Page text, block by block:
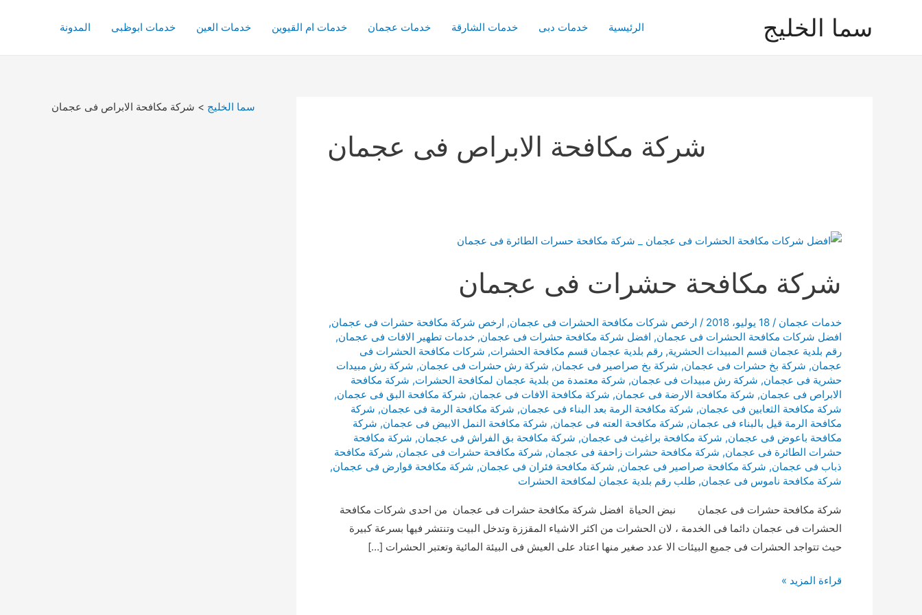
سما الخليج الرئيسية خدمات دبى خدمات الشارقة خدمات عجمان خدمات ام القيوين خدمات العين خدمات ابوظبى المدونة
شركة مكافحة الابراص فى عجمان
شركة مكافحة حشرات فى عجمان
خدمات عجمان / 18 يوليو، 2018 / ارخص شركات مكافحة الحشرات فى عجمان, ارخص شركة مكافحة حشرات فى عجمان,
افضل شركات مكافحة الحشرات فى عجمان, افضل شركة مكافحة حشرات فى عجمان, خدمات تطهير الافات فى عجمان,
رقم بلدية عجمان قسم المبيدات الحشرية, رقم بلدية عجمان قسم مكافحة الحشرات, شركات مكافحة الحشرات فى
عجمان, شركة بخ حشرات فى عجمان, شركة بخ صراصير فى عجمان, شركة رش حشرات فى عجمان, شركة رش مبيدات
حشرية فى عجمان, شركة رش مبيدات فى عجمان, شركة معتمدة من بلدية عجمان لمكافحة الحشرات, شركة مكافحة
الابراص فى عجمان, شركة مكافحة الارضة فى عجمان, شركة مكافحة الافات فى عجمان, شركة مكافحة البق فى عجمان,
شركة مكافحة الثعابين فى عجمان, شركة مكافحة الرمة بعد البناء فى عجمان, شركة مكافحة الرمة فى عجمان, شركة
مكافحة الرمة قيل بالبناء فى عجمان, شركة مكافحة العته فى عجمان, شركة مكافحة النمل الابيض فى عجمان, شركة
مكافحة باعوض فى عجمان, شركة مكافحة براغيث فى عجمان, شركة مكافحة بق الفراش فى عجمان, شركة مكافحة
حشرات الطائرة فى عجمان, شركة مكافحة حشرات زاحفة فى عجمان, شركة مكافحة حشرات فى عجمان, شركة مكافحة
ذباب فى عجمان, شركة مكافحة صراصير فى عجمان, شركة مكافحة فئران فى عجمان, شركة مكافحة قوارض فى عجمان,
شركة مكافحة ناموس فى عجمان, طلب رقم بلدية عجمان لمكافحة الحشرات
شركة مكافحة حشرات فى عجمان نبض الحياة افضل شركة مكافحة حشرات فى عجمان من احدى شركات مكافحة
الحشرات فى عجمان دائما فى الخدمة ، لان الحشرات من اكثر الاشياء المقززة وتدخل البيت وتنتشر فيها بسرعة كبيرة
حيث تتواجد الحشرات فى جميع البيئات الا عدد صغير منها اعتاد على العيش فى البيئة المائية وتعتبر الحشرات […]
شركة
قراءة المزيد »
سما الخليج > شركة مكافحة الابراص فى عجمان